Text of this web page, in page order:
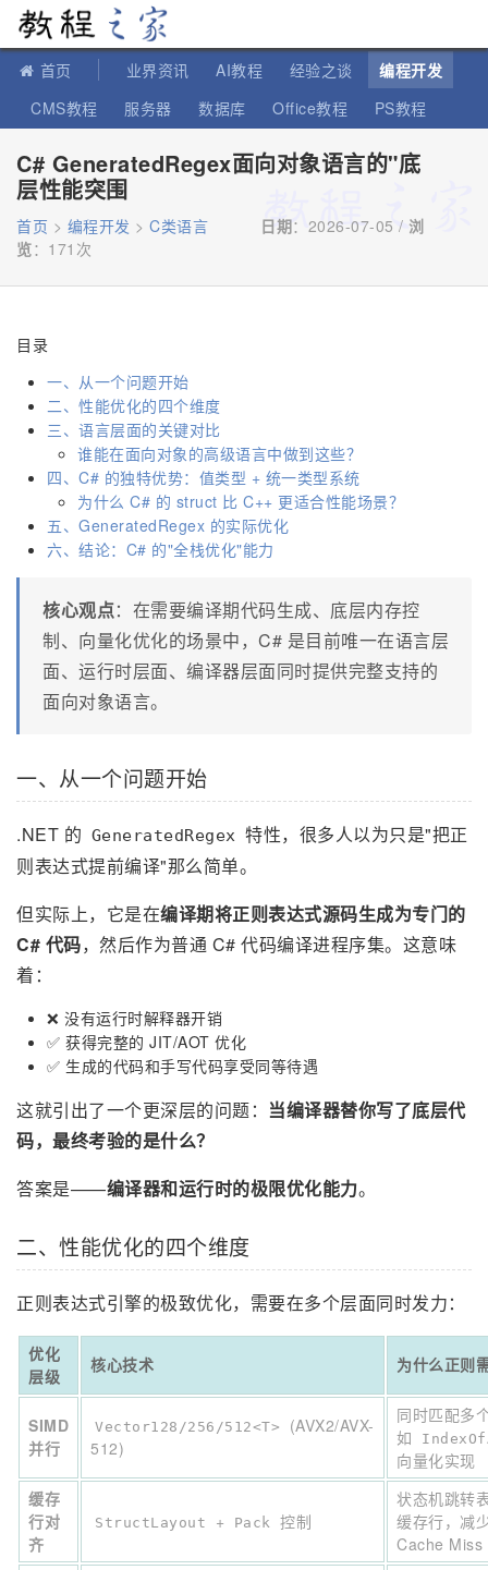
首页 业界资讯 AI教程 经验之谈
编程开发
CMS教程
服务器 数据库 Office教程
PS教程
C# GeneratedRegex面向对象语言的"底
层性能突围
首页 > 编程开发 > C类语言 日期：2026-07-05 / 浏
览： 171次
目录
一、从一个问题开始
二、性能优化的四个维度
三、语言层面的关键对比
谁能在面向对象的高级语言中做到这些？
四、C# 的独特优势：值类型 + 统一类型系统
为什么 C# 的 struct 比 C++ 更适合性能场景？
五、GeneratedRegex 的实际优化
六、结论：C# 的"全栈优化"能力
核心观点：在需要编译期代码生成、底层内存控
制、向量化优化的场景中，C# 是目前唯一在语言层
面、运行时层面、编译器层面同时提供完整支持的
面向对象语言。
一、从一个问题开始
.NET 的 GeneratedRegex 特性，很多人以为只是"把正
则表达式提前编译"那么简单。
但实际上，它是在编译期将正则表达式源码生成为专门的
C# 代码，然后作为普通 C# 代码编译进程序集。这意味
着：
❌ 没有运行时解释器开销
✅ 获得完整的 JIT/AOT 优化
✅ 生成的代码和手写代码享受同等待遇
这就引出了一个更深层的问题： 当编译器替你写了底层代
码，最终考验的是什么？
答案是——编译器和运行时的极限优化能力。
二、性能优化的四个维度
正则表达式引擎的极致优化，需要在多个层面同时发力：
优化
层级
核心技术 为什么正则
SIMD
并行
Vector128/256/512<T>
(AVX2/AVX-
512)
同时匹配多
如
向量化实现
缓存
行对
齐
StructLayout + Pack 控制
状态机跳转
缓存行，减
Cache Miss